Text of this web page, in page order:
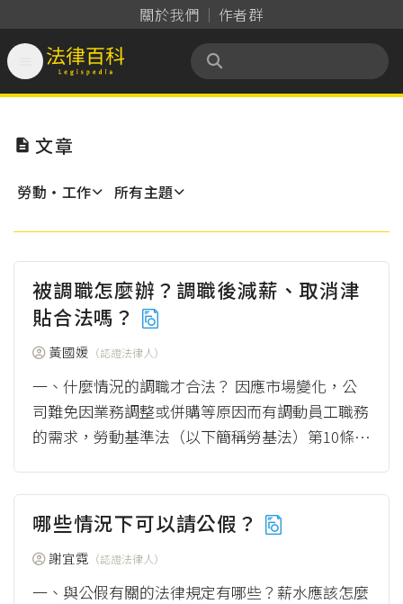
關於我們 作者群
法律百科 Legispedia
 文章
勞動‧工作 所有主題
被調職怎麼辦？調職後減薪、取消津
貼合法嗎？
黃國媛 （認證法律人）
一、什麼情況的調職才合法？ 因應市場變化，公
司難免因業務調整或併購等原因而有調動員工職務
的需求，勞動基準法（以下簡稱勞基法）第10條之
哪些情況下可以請公假？
謝宜霓 （認證法律人）
一、與公假有關的法律規定有哪些？薪水應該怎麼